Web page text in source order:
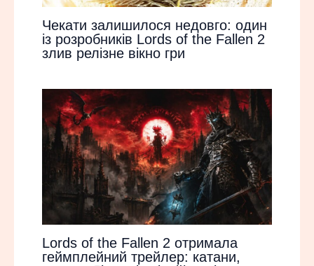
Чекати залишилося недовго: один
із розробників Lords of the Fallen 2
злив релізне вікно гри
Lords of the Fallen 2 отримала
геймплейний трейлер: катани,